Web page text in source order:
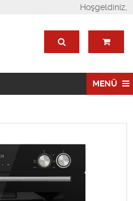
Hoşgeldiniz,
MENÜ